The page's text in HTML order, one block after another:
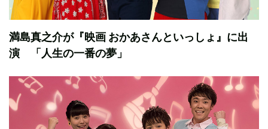
満島真之介が『映画 おかあさんといっしょ』に出
演 「人生の一番の夢」